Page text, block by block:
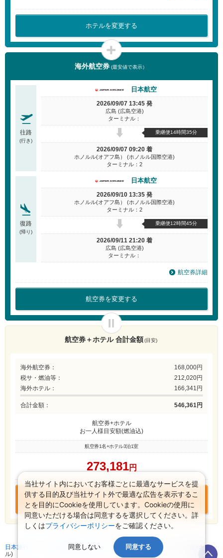
ホテルを変更する
海外航空券 (最安値で表示）
往路
(行き)
日本航空
2026/09/07 13:45 発
広島 (広島空港)
ターミナル：
乗継便14時間35分
2026/09/07 09:20 着
ホノルル(オアフ島） (ホノルル国際空港)
ターミナル：2
復路
(帰り)
日本航空
2026/09/10 13:35 発
ホノルル(オアフ島） (ホノルル国際空港)
ターミナル：2
乗継便12時間45分
2026/09/11 21:20 着
広島 (広島空港)
ターミナル：
航空券詳細
航空券を変更する
航空券＋ホテル 合計金額(目安)
海外航空券：
168,000円
税サ・燃油等：
212,020円
海外ホテル：
166,341円
合計金額： 546,361円
航空券+ホテル
お一人様目安額(燃油込)
航空券1名+ホテル3泊1室
273,181円
この組み合わせで
お申込みに進む
日本旅行 トップ 海外航空券+ホテル >
海外航空券検索 (海外航空券+ホテ
ル)
当社サイト内においてお客様ごとに最適なサービスを提
供する目的及び当社サイト外で最適な広告を表示するこ
とを目的にCookieを使用しています。Cookieの使用に
同意いただける場合は同意するを選択してください。詳
しくはプライバシーポリシーをご確認ください。
同意しない 同意する